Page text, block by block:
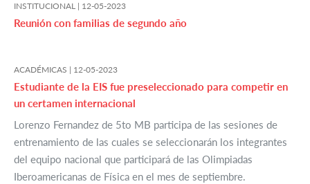
INSTITUCIONAL | 12-05-2023
Reunión con familias de segundo año
ACADÉMICAS | 12-05-2023
Estudiante de la EIS fue preseleccionado para competir en
un certamen internacional
Lorenzo Fernandez de 5to MB participa de las sesiones de
entrenamiento de las cuales se seleccionarán los integrantes
del equipo nacional que participará de las Olimpiadas
Iberoamericanas de Física en el mes de septiembre.